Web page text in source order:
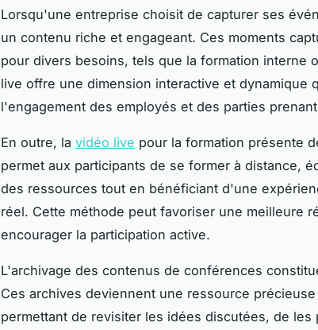
Lorsqu'une entreprise choisit de capturer ses
un contenu riche et engageant. Ces moments
pour divers besoins, tels que la formation interne
live offre une dimension interactive et dynamique
l'engagement des employés et des parties
En outre, la vidéo live pour la formation présente
permet aux participants de se former à distance,
des ressources tout en bénéficiant d'une
réel. Cette méthode peut favoriser une meilleure
encourager la participation active.
L'archivage des contenus de conférences
Ces archives deviennent une ressource
permettant de revisiter les idées discutées, de